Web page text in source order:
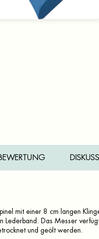
mit einer 8 cm langen
Das Messer
und geölt werden.